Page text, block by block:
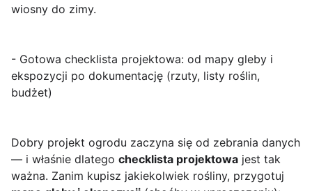
wiosny do zimy.
- Gotowa checklista projektowa: od mapy gleby i
ekspozycji po dokumentację (rzuty, listy roślin,
budżet)
Dobry projekt ogrodu zaczyna się od zebrania danych
— i właśnie dlatego checklista projektowa jest tak
ważna. Zanim kupisz jakiekolwiek rośliny, przygotuj